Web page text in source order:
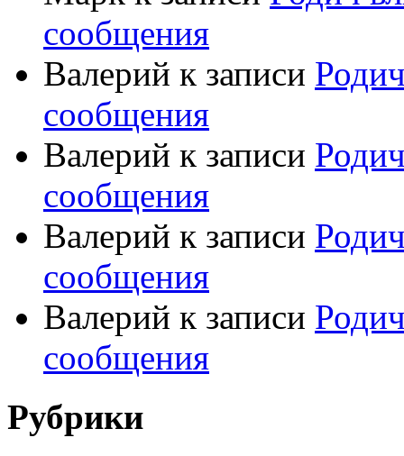
сообщения
Валерий к записи
сообщения
Валерий к записи
сообщения
Валерий к записи
сообщения
Валерий к записи
сообщения
Рубрики